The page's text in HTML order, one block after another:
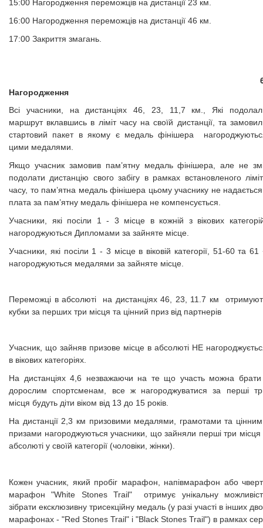
15:00 Нагородження переможців на дистанції 23 км.
16:00 Нагородження переможців на дистанції 46 км.
17:00 Закриття змагань.
Нагородження
Всі учасники, на дистанціях 46, 23, 11,7 км., Які
маршрут вклавшись в ліміт часу на своїй дистанції, та
стартовий пакет в якому є медаль фінішера
цими медалями.
Якщо учасник замовив пам’ятну медаль фінішера, але не
подолати дистанцію свого забігу в рамках встановленого
часу, то пам’ятна медаль фінішера цьому учаснику не надається
плата за пам’ятну медаль фінішера не компенсується.
Учасники, які посіли 1 - 3 місце в кожній з вікових
нагороджуються Дипломами за зайняте місце.
Учасники, які посіли 1 - 3 місце в віковій категорії, 51-60 та 61
нагороджуються медалями за зайняте місце.
Переможці в абсолюті на дистанціях 46, 23, 11.7 км
кубки за перших три місця та цінний приз від партнерів
Учасник, що зайняв призове місце в абсолюті НЕ
в вікових категоріях.
На дистанціях 4,6 незважаючи на те що участь можна брати
дорослим спортсменам, все ж нагороджуватися за перші
місця будуть діти віком від 13 до 15 років.
На дистанції 2,3 км призовими медалями, грамотами та
призами нагороджуються учасники, що зайняли перші три місця
абсолюті у своїй категорії (чоловіки, жінки).
Кожен учасник, який пробіг марафон, напівмарафон або
марафон "White Stones Trail" отримує унікальну
зібрати ексклюзивну трисекційну медаль (у разі участі в інших
марафонах - "Red Stones Trail" і "Black Stones Trail") в рамках